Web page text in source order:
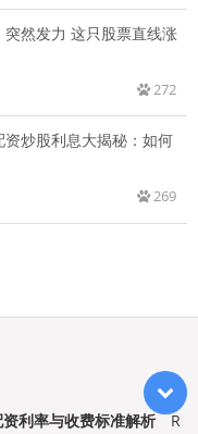
然发力 这只股票直线涨
272
炒股利息大揭秘：如何
269
利率与收费标准解析 R